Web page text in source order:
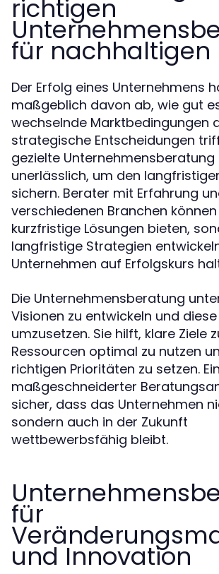
richtigen
für nachhaltigen
Der Erfolg eines Unternehmens
maßgeblich davon ab, wie gut
wechselnde Marktbedingungen
strategische Entscheidungen
gezielte
unerlässlich, um den
sichern. Berater mit Erfahrung
verschiedenen Branchen
kurzfristige Lösungen bieten,
langfristige Strategien
Unternehmen auf Erfolgskurs
Die Unternehmensberatung
Visionen zu entwickeln und
umzusetzen. Sie hilft, klare Ziele
Ressourcen optimal zu nutzen
richtigen Prioritäten zu setzen. Ein
maßgeschneiderter
sicher, dass das Unternehmen
sondern auch in der Zukunft
wettbewerbsfähig bleibt.
für
und Innovation